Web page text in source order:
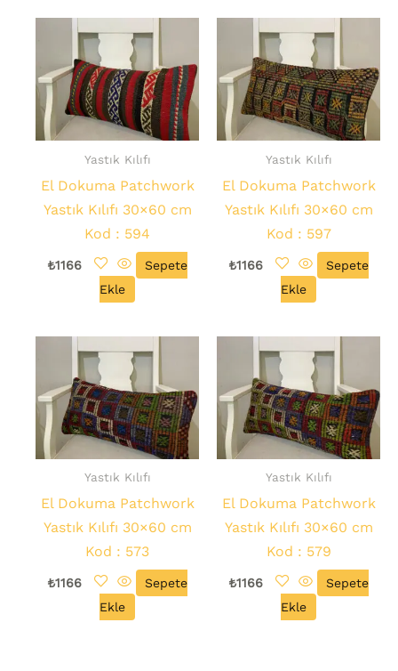
Yastık Kılıfı
El Dokuma Patchwork
Yastık Kılıfı 30×60 cm
Kod : 594
₺1166
Sepete
Ekle
Yastık Kılıfı
El Dokuma Patchwork
Yastık Kılıfı 30×60 cm
Kod : 597
₺1166
Sepete
Ekle
Yastık Kılıfı
El Dokuma Patchwork
Yastık Kılıfı 30×60 cm
Kod : 573
₺1166
Sepete
Ekle
Yastık Kılıfı
El Dokuma Patchwork
Yastık Kılıfı 30×60 cm
Kod : 579
₺1166
Sepete
Ekle